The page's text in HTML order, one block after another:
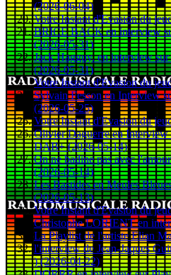
(2026-06-04)
Votre Instant d'Evasion du
BRICE BACK en interview
(2026-05-31)
Jack Hagguy. en interview
(2026-05-31)
Votre Instant d'Evasion du
Sylvain Fesson en Interview
(2026-05-25)
Votre Instant d'Evasion du
Olivier Daguerre en
DAB+ (2026-05-14)
On ne badine pas avec
(2026-05-14)
Les Bastides en Meules
(2026-05-13)
Votre Instant d'Evasion du
Christophe LORIENT en
La Playlist de l'artiste Elian
l'interview de Jean-Jaques
) (2026-04-22)